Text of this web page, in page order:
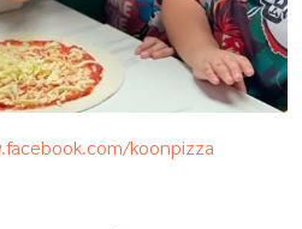
koonpizza